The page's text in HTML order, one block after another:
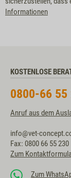
Informationen
KOSTENLOSE
0800-66 55
Anruf aus dem
info@vet-
Fax: 0800 66 55 230
Zum
Zum